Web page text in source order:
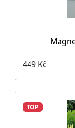
449 Kč
TOP